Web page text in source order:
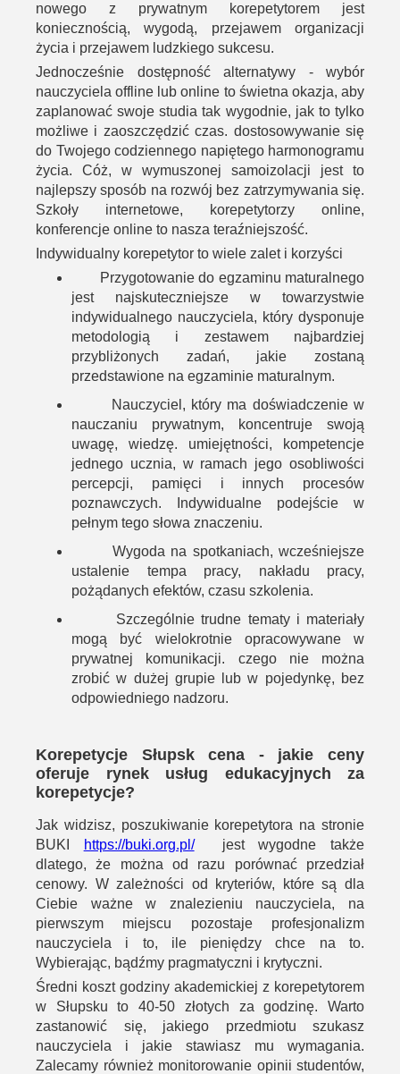
nowego z prywatnym korepetytorem jest
koniecznością, wygodą, przejawem organizacji
życia i przejawem ludzkiego sukcesu.
Jednocześnie dostępność alternatywy - wybór
nauczyciela offline lub online to świetna okazja, aby
zaplanować swoje studia tak wygodnie, jak to tylko
możliwe i zaoszczędzić czas. dostosowywanie się
do Twojego codziennego napiętego harmonogramu
życia. Cóż, w wymuszonej samoizolacji jest to
najlepszy sposób na rozwój bez zatrzymywania się.
Szkoły internetowe, korepetytorzy online,
konferencje online to nasza teraźniejszość.
Indywidualny korepetytor to wiele zalet i korzyści
Przygotowanie do egzaminu maturalnego
jest najskuteczniejsze w towarzystwie
indywidualnego nauczyciela, który dysponuje
metodologią i zestawem najbardziej
przybliżonych zadań, jakie zostaną
przedstawione na egzaminie maturalnym.
Nauczyciel, który ma doświadczenie w
nauczaniu prywatnym, koncentruje swoją
uwagę, wiedzę. umiejętności, kompetencje
jednego ucznia, w ramach jego osobliwości
percepcji, pamięci i innych procesów
poznawczych. Indywidualne podejście w
pełnym tego słowa znaczeniu.
Wygoda na spotkaniach, wcześniejsze
ustalenie tempa pracy, nakładu pracy,
pożądanych efektów, czasu szkolenia.
Szczególnie trudne tematy i materiały
mogą być wielokrotnie opracowywane w
prywatnej komunikacji. czego nie można
zrobić w dużej grupie lub w pojedynkę, bez
odpowiedniego nadzoru.
Korepetycje Słupsk cena - jakie ceny
oferuje rynek usług edukacyjnych za
korepetycje?
Jak widzisz, рoszukiwanie korepetytora na stronie
BUKI
https://buki.org.pl/jest wygodne także
dlatego, że można od razu porównać przedział
cenowy. W zależności od kryteriów, które są dla
Ciebie ważne w znalezieniu nauczyciela, na
pierwszym miejscu pozostaje profesjonalizm
nauczyciela i to, ile pieniędzy chce na to.
Wybierając, bądźmy pragmatyczni i krytyczni.
Średni koszt godziny akademickiej z korepetytorem
w Słupsku to 40-50 złotych za godzinę. Warto
zastanowić się, jakiego przedmiotu szukasz
nauczyciela i jakie stawiasz mu wymagania.
Zalecamy również monitorowanie opinii studentów,